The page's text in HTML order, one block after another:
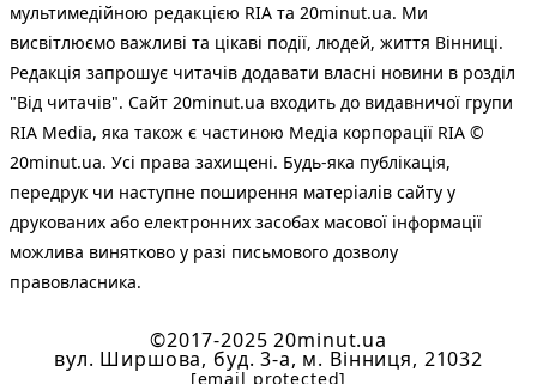
мультимедійною редакцією RIA та 20minut.ua. Ми
висвітлюємо важливі та цікаві події, людей, життя Вінниці.
Редакція запрошує читачів додавати власні новини в розділ
"Від читачів". Сайт 20minut.ua входить до видавничої групи
RIA Media, яка також є частиною Медіа корпорації RIA ©
20minut.ua. Усі права захищені. Будь-яка публiкацiя,
передрук чи наступне поширення матеріалів сайту у
друкованих або електронних засобах масової інформації
можлива винятково у разі письмового дозволу
правовласника.
©2017-2025 20minut.ua
вул. Ширшова, буд. 3-а, м. Вінниця, 21032
[email protected]